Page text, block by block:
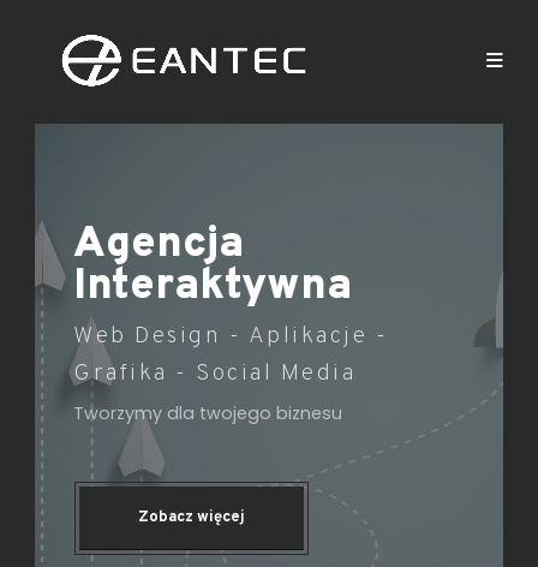
Agencja
Interaktywna
Web Design - Aplikacje -
Grafika - Social Media
Tworzymy dla twojego biznesu
Zobacz więcej